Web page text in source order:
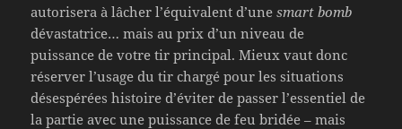
autorisera à lâcher l’équivalent d’unesmart bomb
dévastatrice… mais au prix d’un niveau de
puissance de votre tir principal. Mieux vaut donc
réserver l’usage du tir chargé pour les situations
désespérées histoire d’éviter de passer l’essentiel de
la partie avec une puissance de feu bridée – mais